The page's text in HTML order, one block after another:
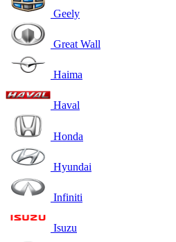
Geely
Great Wall
Haima
Haval
Honda
Hyundai
Infiniti
Isuzu